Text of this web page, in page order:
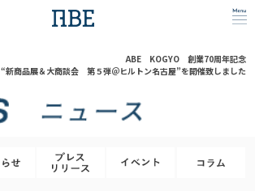
ABE KOGYO 創業70周年記念
“新商品展＆大商談会 第５弾＠ヒルトン名古屋”を開催致しました